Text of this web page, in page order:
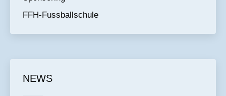
FFH-Fussballschule
NEWS